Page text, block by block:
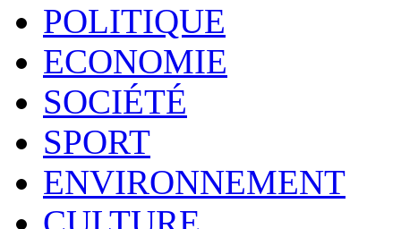
POLITIQUE
ECONOMIE
SOCIÉTÉ
SPORT
ENVIRONNEMENT